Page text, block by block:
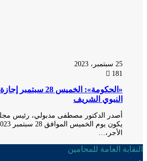
«الحكومة»: الخميس 28
النبوي الشريف
أصدر الدكتور مصطفى مدبولي، رئيس مجلس
يكون يوم
الأجر،…
العامة للمحامين